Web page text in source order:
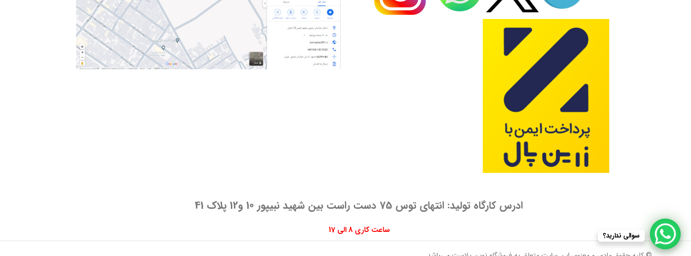
ادرس کارگاه تولید: انتهای توس 75 دست راست بین شهید نبیپور 10 و12 پلاک 41
ساعت کاری 8 الی 17
سوالی ندارید؟